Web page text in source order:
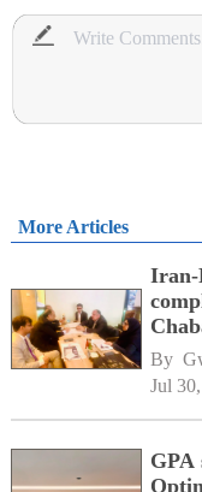
More Articles
Iran-
By
Jul
GPA